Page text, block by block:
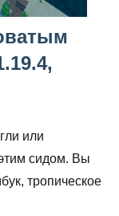
или
сидом. Вы
тропическое